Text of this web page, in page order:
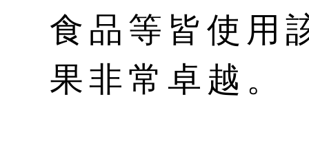
食品等皆使用
果非常卓越。